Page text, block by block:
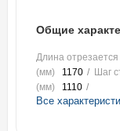
Общие
Длина
(мм)
1170 Шаг
(мм)
1110
Все